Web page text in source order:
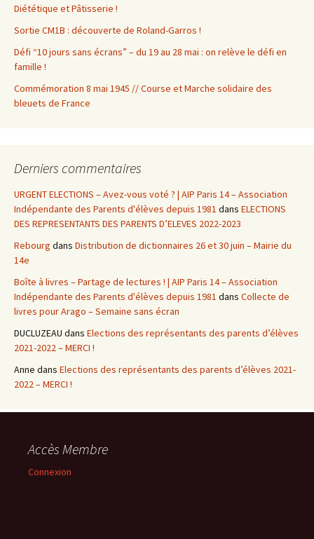
Diététique et Pâtisserie !
Sortie CM1B : découverte de Roland-Garros !
Défi “10 jours sans écrans” – du 19 au 28 mai : on relève le défi en
famille !
Commémoration 8 mai 1945 // Course et Marche solidaire des
bleuets de France
Derniers commentaires
URGENT ELECTIONS – Avez-vous voté ? | AIP Paris 14 – Association
Indépendante des Parents d'élèves depuis 1981 dans ELECTIONS
DES REPRESENTANTS DES PARENTS D’ELEVES 2022-2023
Rebourg dans Distribution de dictionnaires 26 et 30 juin – Mairie du
14e
Boîte à livres – Partage de lectures ! | AIP Paris 14 – Association
Indépendante des Parents d'élèves depuis 1981 dans Collecte de
livres pour Arago – Semaine sans écran
DUCLUZEAU dans Elections des représentants des parents d’élèves
2021-2022 – MERCI !
Anne dans Elections des représentants des parents d’élèves 2021-
2022 – MERCI !
Accès Membre
Connexion